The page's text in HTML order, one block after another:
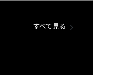
すべて見る